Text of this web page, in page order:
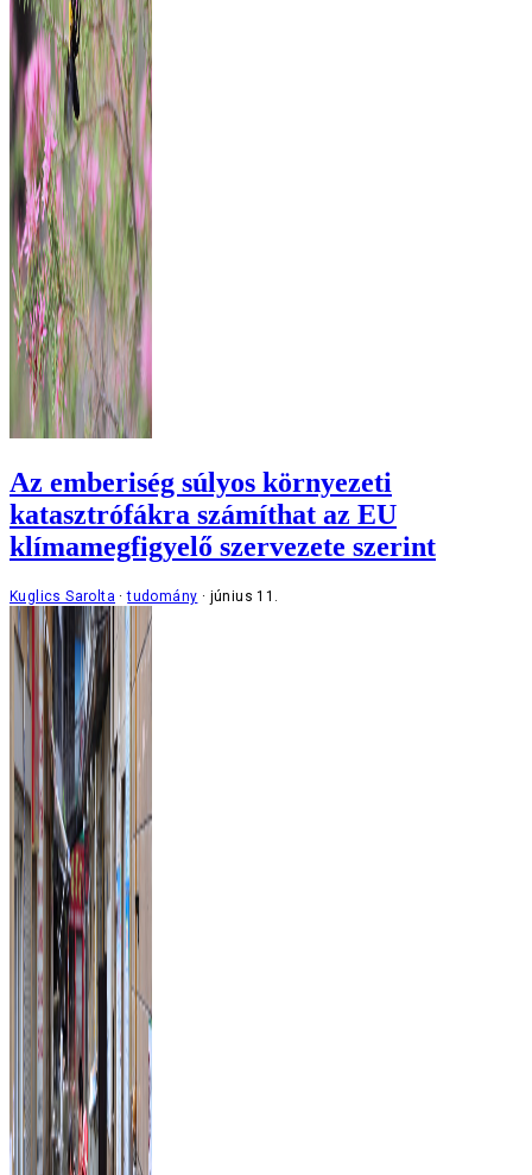
Az emberiség súlyos környezeti
katasztrófákra számíthat az EU
klímamegfigyelő szervezete szerint
Kuglics Sarolta tudomány június 11.